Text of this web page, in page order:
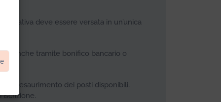
deve essere versata in un’unica
anche tramite bonifico bancario o
ad esaurimento dei posti disponibili,
iscrizione.